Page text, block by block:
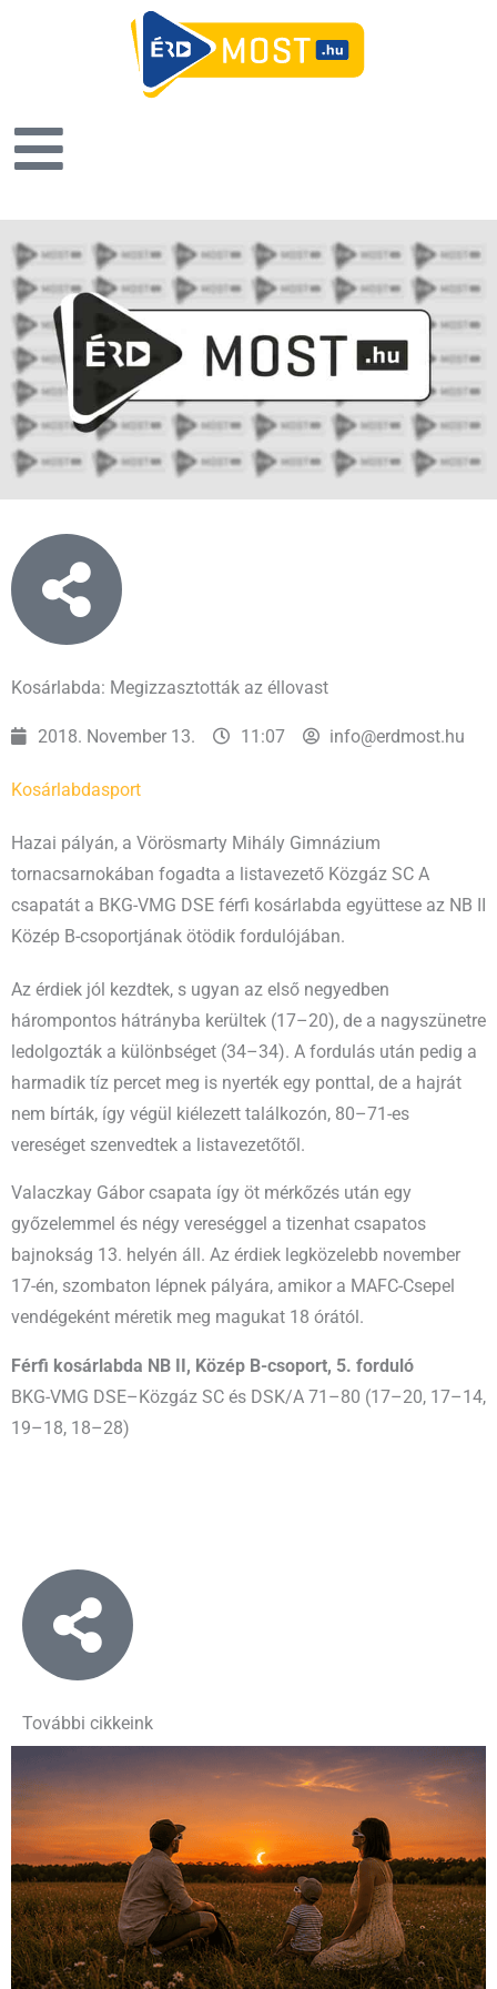
Kosárlabda: Megizzasztották az éllovast
2018. November 13. 11:07 info@erdmost.hu
Kosárlabdasport
Hazai pályán, a Vörösmarty Mihály Gimnázium
tornacsarnokában fogadta a listavezető Közgáz SC A
csapatát a BKG-VMG DSE férfi kosárlabda együttese az NB II
Közép B-csoportjának ötödik fordulójában.
Az érdiek jól kezdtek, s ugyan az első negyedben
hárompontos hátrányba kerültek (17–20), de a nagyszünetre
ledolgozták a különbséget (34–34). A fordulás után pedig a
harmadik tíz percet meg is nyerték egy ponttal, de a hajrát
nem bírták, így végül kiélezett találkozón, 80–71-es
vereséget szenvedtek a listavezetőtől.
Valaczkay Gábor csapata így öt mérkőzés után egy
győzelemmel és négy vereséggel a tizenhat csapatos
bajnokság 13. helyén áll. Az érdiek legközelebb november
17-én, szombaton lépnek pályára, amikor a MAFC-Csepel
vendégeként méretik meg magukat 18 órától.
Férfi kosárlabda NB II, Közép B-csoport, 5. forduló
BKG-VMG DSE–Közgáz SC és DSK/A 71–80 (17–20, 17–14,
19–18, 18–28)
További cikkeink